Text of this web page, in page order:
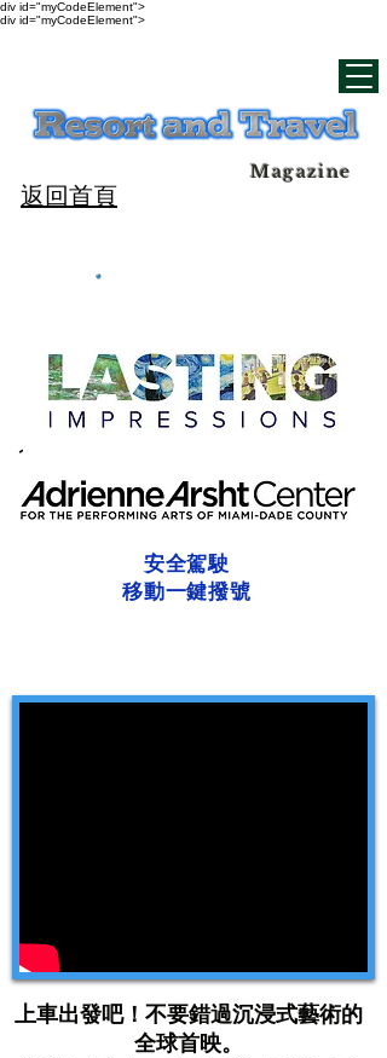
div id="myCodeElement">
div id="myCodeElement">
Magazine
返回首頁
1300 比斯坎大道。佛羅里達州
邁阿密 33132
安全駕駛
移動一鍵撥號
上車出發吧！不要錯過沉浸式藝術的
全球首映。